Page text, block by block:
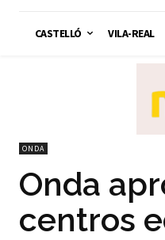
CASTELLÓ VILA-REAL
ONDA
Onda
centros